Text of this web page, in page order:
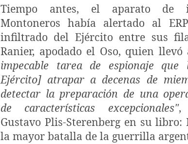
Tiempo antes, el aparato de
Montoneros había alertado al
infiltrado del Ejército entre sus
Ranier, apodado el Oso, quien llevó
impecable tarea de espionaje
Ejército] atrapar a decenas de
detectar la preparación de una
de características excepcionales",
Gustavo Plis-Sterenberg en su libro:
la mayor batalla de la guerrilla